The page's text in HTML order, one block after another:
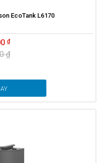
EcoTank L6170
₫